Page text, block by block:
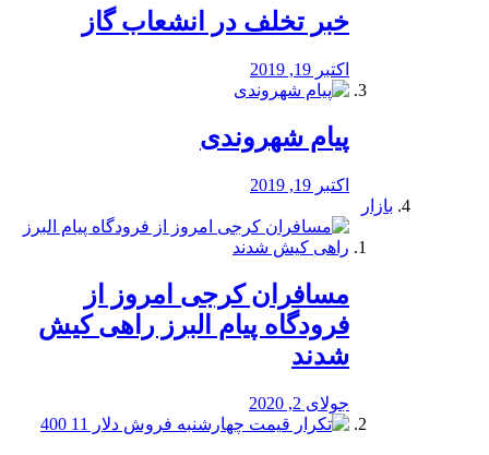
خبر تخلف در انشعاب گاز
اکتبر 19, 2019
پیام شهروندی
اکتبر 19, 2019
بازار
مسافران کرجی امروز از
فرودگاه پیام البرز راهی کیش
شدند
جولای 2, 2020